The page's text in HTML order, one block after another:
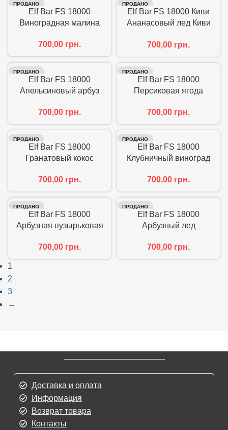
ПРОДАНО
Elf Bar FS 18000
Виноградная малина
700,00 грн.
ПРОДАНО
Elf Bar FS 18000 Киви
Ананасовый лед Киви
700,00 грн.
ПРОДАНО
Elf Bar FS 18000
Апельсиновый арбуз
700,00 грн.
ПРОДАНО
Elf Bar FS 18000
Персиковая ягода
700,00 грн.
ПРОДАНО
Elf Bar FS 18000
Гранатовый кокос
700,00 грн.
ПРОДАНО
Elf Bar FS 18000
Клубничный виноград
700,00 грн.
ПРОДАНО
Elf Bar FS 18000
Арбузная пузырьковая
700,00 грн.
ПРОДАНО
Elf Bar FS 18000
Арбузный лед
700,00 грн.
1
2
3
→
Доставка и оплата
Информация
Возврат товара
Контакты